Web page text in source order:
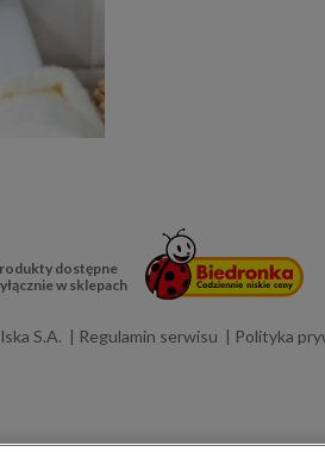
dostępne
w sklepach
S.A. Regulamin serwisu Polityka